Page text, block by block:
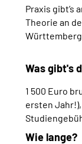
Praxis gibt’s
Theorie an
Württemberg
Was gibt's
1 500 Euro
ersten
Wie lange?